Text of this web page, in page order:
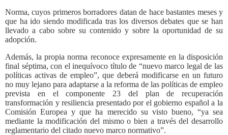
Norma, cuyos primeros borradores datan de hace bastantes meses y
que ha ido siendo modificada tras los diversos debates que se han
llevado a cabo sobre su contenido y sobre la oportunidad de su
adopción.
Además, la propia norma reconoce expresamente en la disposición
final séptima, con el inequívoco título de “nuevo marco legal de las
políticas activas de empleo”, que deberá modificarse en un futuro
no muy lejano para adaptarse a la reforma de las políticas de empleo
prevista en el componente 23 del plan de recuperación
transformación y resiliencia presentado por el gobierno español a la
Comisión Europea y que ha merecido su visto bueno, “ya sea
mediante la modificación del mismo o bien a través del desarrollo
reglamentario del citado nuevo marco normativo”.